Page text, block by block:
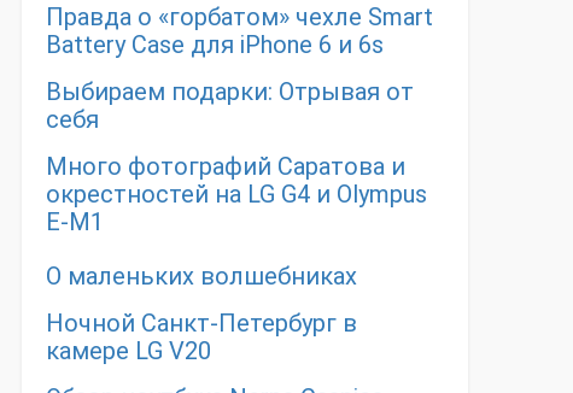
Правда о «горбатом» чехле Smart
Battery Case для iPhone 6 и 6s
Выбираем подарки: Отрывая от
себя
Много фотографий Саратова и
окрестностей на LG G4 и Olympus
E-M1
О маленьких волшебниках
Ночной Санкт-Петербург в
камере LG V20